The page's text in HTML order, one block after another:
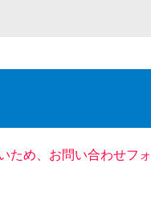
ため、お問い合わせフォ